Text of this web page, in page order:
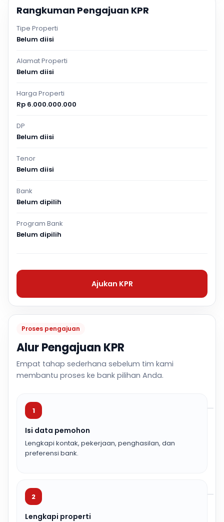
Proses pengajuan
Alur Pengajuan KPR
Empat tahap sederhana sebelum tim kami
membantu proses ke bank pilihan Anda.
1
Isi data pemohon
Lengkapi kontak, pekerjaan, penghasilan, dan
preferensi bank.
2
Lengkapi properti
Rangkuman Pengajuan KPR
Tipe Properti
Belum diisi
Alamat Properti
Belum diisi
Harga Properti
Rp 6.000.000.000
DP
Belum diisi
Tenor
Belum diisi
Bank
Belum dipilih
Program Bank
Belum dipilih
Ajukan KPR